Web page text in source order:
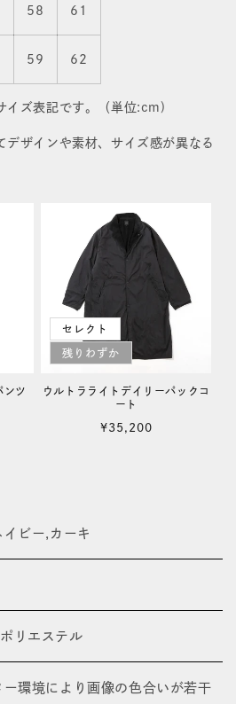
58 61
59 62
イズ表記です。（単位:cm)
ザインや素材、サイズ感が異なる
ンツ
セレクト
残りわずか
ウルトラライトデイリーパックコ
ート
通
¥35,200
イビー,カーキ
リエステル
環境により画像の色合いが若干